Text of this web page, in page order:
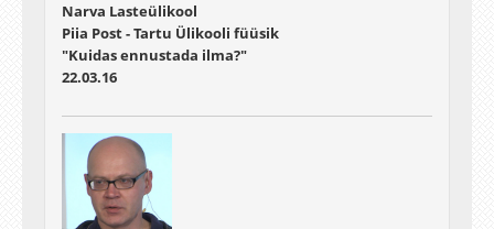
Narva Lasteülikool
Piia Post - Tartu Ülikooli füüsik
"Kuidas ennustada ilma?"
22.03.16